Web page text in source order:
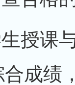
授课
成绩